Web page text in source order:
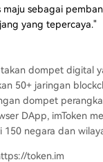
sebagai
yang tepercaya."
dompet digital
50+ jaringan
dompet
DApp, imToken
negara dan
token.im